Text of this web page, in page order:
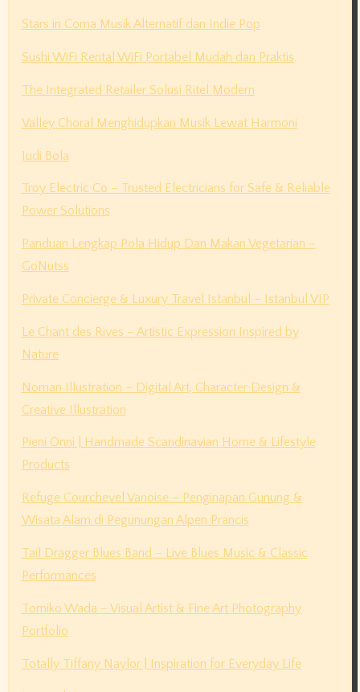
Stars in Coma Musik Alternatif dan Indie Pop
Sushi WiFi Rental WiFi Portabel Mudah dan Praktis
The Integrated Retailer Solusi Ritel Modern
Valley Choral Menghidupkan Musik Lewat Harmoni
Judi Bola
Troy Electric Co – Trusted Electricians for Safe & Reliable
Power Solutions
Panduan Lengkap Pola Hidup Dan Makan Vegetarian –
GoNutss
Private Concierge & Luxury Travel Istanbul – Istanbul VIP
Le Chant des Rives – Artistic Expression Inspired by
Nature
Noman Illustration – Digital Art, Character Design &
Creative Illustration
Pieni Onni | Handmade Scandinavian Home & Lifestyle
Products
Refuge Courchevel Vanoise – Penginapan Gunung &
Wisata Alam di Pegunungan Alpen Prancis
Tail Dragger Blues Band – Live Blues Music & Classic
Performances
Tomiko Wada – Visual Artist & Fine Art Photography
Portfolio
Totally Tiffany Naylor | Inspiration for Everyday Life